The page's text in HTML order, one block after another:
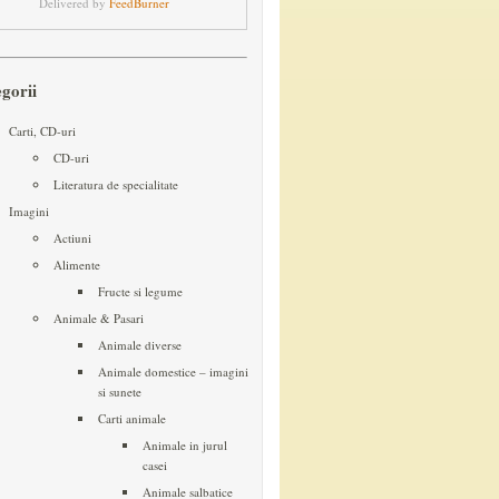
Carti, CD-uri
CD-uri
Literatura de specialitate
Imagini
Actiuni
Alimente
Fructe si legume
Animale & Pasari
Animale diverse
Animale domestice – imagini
si sunete
Carti animale
Animale in jurul
casei
Animale salbatice